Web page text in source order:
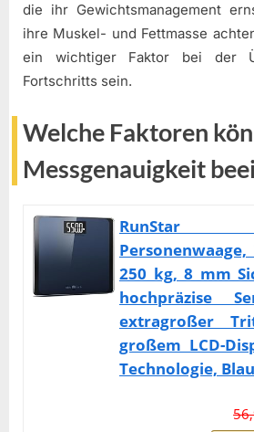
die ihr Gewichtsmanagement
ihre Muskel- und Fettmasse
ein wichtiger Faktor bei der
Fortschritts sein.
Welche Faktoren
Messgenauigkeit
RunStar
250 kg, 8 mm
hochpräzise
extragroßer
großem LCD-
Technologie,